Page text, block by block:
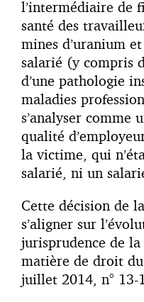
l’intermédiaire de
santé des
mines d’uranium
salarié (y compris
d’une pathologie
maladies
s’analyser comme
qualité
la victime, qui
salarié, ni un
Cette décision de
s’aligner sur
jurisprudence de
matière de droit
juillet 2014, n° 13-